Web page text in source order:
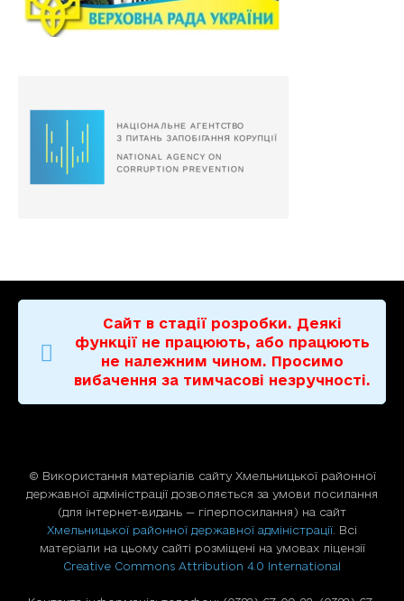
Сайт в стадії розробки. Деякі
функції не працюють, або працюють
не належним чином. Просимо
вибачення за тимчасові незручності.
© Використання матерiалiв сайту Хмельницької районної
державної адміністрації дозволяється за умови посилання
(для iнтернет-видань — гiперпосилання) на сайт
Хмельницької районної державної адміністрації . Всі
матеріали на цьому сайті розміщені на умовах ліцензії
Creative Commons Attribution 4.0 International